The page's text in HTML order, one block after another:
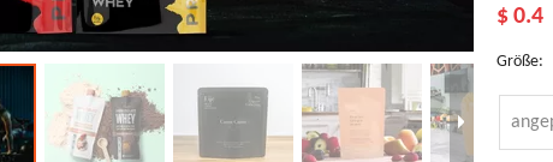
Kompostierbare
UmweltfreundlicheNachhaltige
Biotre NK
$ 0.4
Größe: